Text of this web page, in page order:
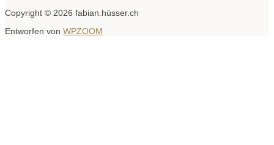
Copyright © 2026 fabian.hüsser.ch
Entworfen von WPZOOM